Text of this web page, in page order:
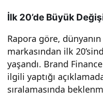
İlk 20’de Büyük
Rapora göre,
markasından ilk
yaşandı. Brand
ilgili yaptığı
sıralamasında
ama
ve
deta